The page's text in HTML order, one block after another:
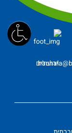
ירושלים